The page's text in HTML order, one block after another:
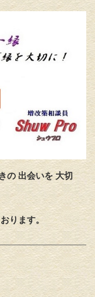
の 出会いを 大切
ります。